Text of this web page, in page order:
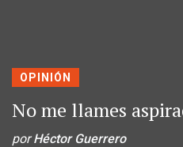
OPINIÓN
No me llames
porHéctor Guerrero